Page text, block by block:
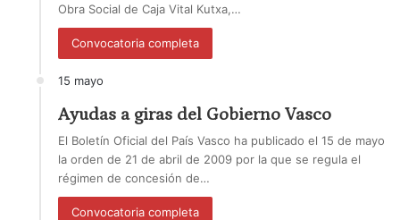
Obra Social de Caja Vital Kutxa,…
Convocatoria completa
15 mayo
Ayudas a giras del Gobierno Vasco
El Boletín Oficial del País Vasco ha publicado el 15 de mayo
la orden de 21 de abril de 2009 por la que se regula el
régimen de concesión de…
Convocatoria completa